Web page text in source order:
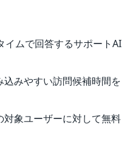
イムで回答するサポートAI
みやすい訪問候補時間を
象ユーザーに対して無料